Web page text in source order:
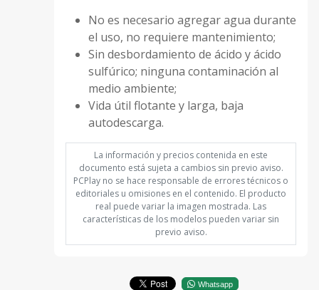
No es necesario agregar agua durante
el uso, no requiere mantenimiento;
Sin desbordamiento de ácido y ácido
sulfúrico; ninguna contaminación al
medio ambiente;
Vida útil flotante y larga, baja
autodescarga.
La información y precios contenida en este
documento está sujeta a cambios sin previo aviso.
PCPlay no se hace responsable de errores técnicos o
editoriales u omisiones en el contenido. El producto
real puede variar la imagen mostrada. Las
características de los modelos pueden variar sin
previo aviso.
Whatsapp